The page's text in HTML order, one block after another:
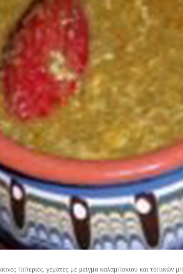
πιπεριές, γεμάτες με μείγμα καλαμποκιού και τοπικών